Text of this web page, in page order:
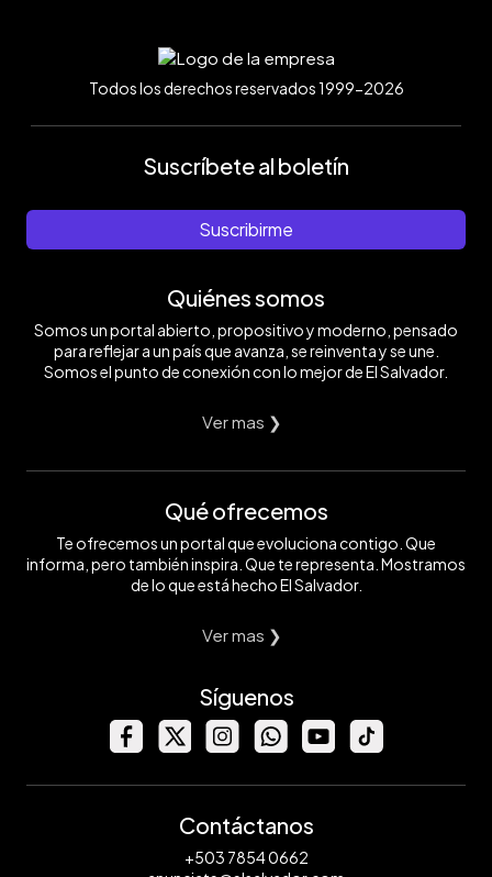
Todos los derechos reservados 1999-2026
Suscríbete al boletín
Suscribirme
Quiénes somos
Somos un portal abierto, propositivo y moderno, pensado
para reflejar a un país que avanza, se reinventa y se une.
Somos el punto de conexión con lo mejor de El Salvador.
Ver mas ❯
Qué ofrecemos
Te ofrecemos un portal que evoluciona contigo. Que
informa, pero también inspira. Que te representa. Mostramos
de lo que está hecho El Salvador.
Ver mas ❯
Síguenos
Contáctanos
+503 7854 0662